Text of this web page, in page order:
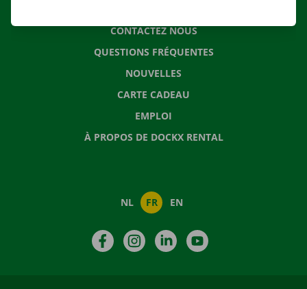
CONTACTEZ NOUS
QUESTIONS FRÉQUENTES
NOUVELLES
CARTE CADEAU
EMPLOI
À PROPOS DE DOCKX RENTAL
NL FR EN
FacebookInstagramLinkedIn